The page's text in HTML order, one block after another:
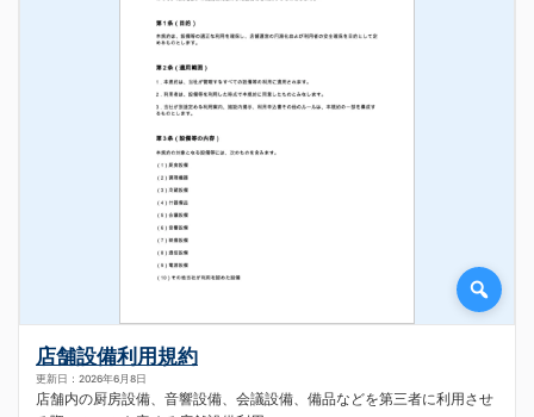
店舗設備利用規約
更新日：2026年6月8日
店舗内の厨房設備、音響設備、会議設備、備品などを第三者に利用させ